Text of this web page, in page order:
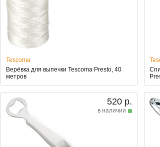
Tescoma
Верёвка для выпечки Tescoma Presto, 40
метров
520 р.
в наличии